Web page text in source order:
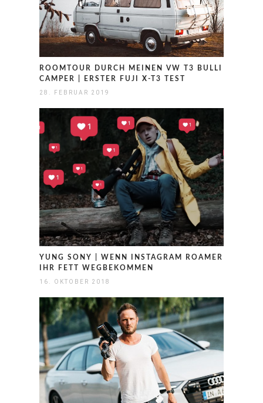
ROOMTOUR DURCH MEINEN VW T3 BULLI
CAMPER | ERSTER FUJI X-T3 TEST
28. FEBRUAR 2019
YUNG SONY | WENN INSTAGRAM ROAMER
IHR FETT WEGBEKOMMEN
16. OKTOBER 2018